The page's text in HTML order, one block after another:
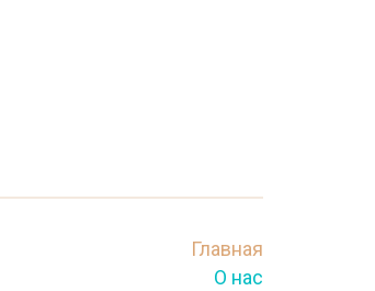
Главная
О нас